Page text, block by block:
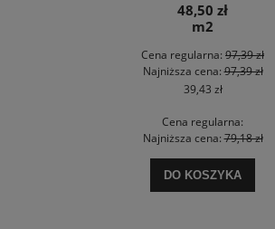
48,50 zł
m2
Cena regularna: 97,39 zł
Najniższa cena:97,39 zł
39,43 zł
Cena regularna:
Najniższa cena:79,18 zł
DO KOSZYKA